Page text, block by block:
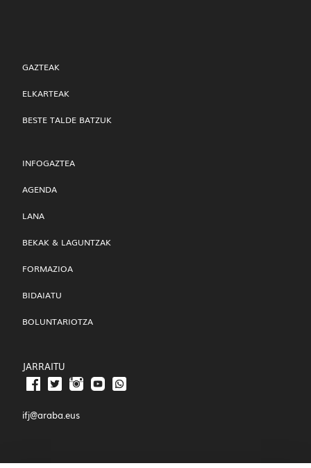
GAZTEAK
ELKARTEAK
BESTE TALDE BATZUK
INFOGAZTEA
AGENDA
LANA
BEKAK & LAGUNTZAK
FORMAZIOA
BIDAIATU
BOLUNTARIOTZA
JARRAITU
ifj@araba.eus